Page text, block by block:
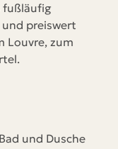
fußläufig
preiswert
Louvre, zum
und Dusche